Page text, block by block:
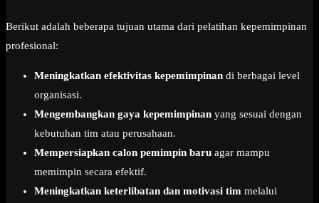
Berikut adalah beberapa tujuan utama dari pelatihan kepemimpinan
profesional:
Meningkatkan efektivitas kepemimpinan di berbagai level
organisasi.
Mengembangkan gaya kepemimpinan yang sesuai dengan
kebutuhan tim atau perusahaan.
Mempersiapkan calon pemimpin baru agar mampu
memimpin secara efektif.
Meningkatkan keterlibatan dan motivasi tim melalui